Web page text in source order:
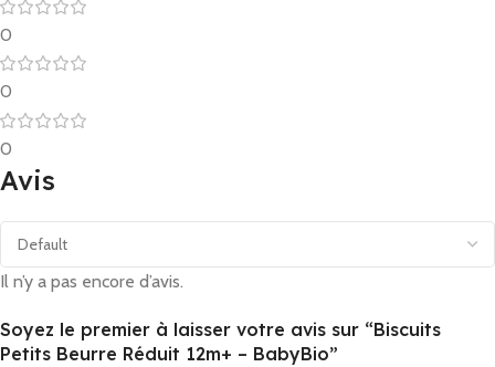
0
0
0
Avis
Il n’y a pas encore d’avis.
Soyez le premier à laisser votre avis sur “Biscuits
Petits Beurre Réduit 12m+ – BabyBio”